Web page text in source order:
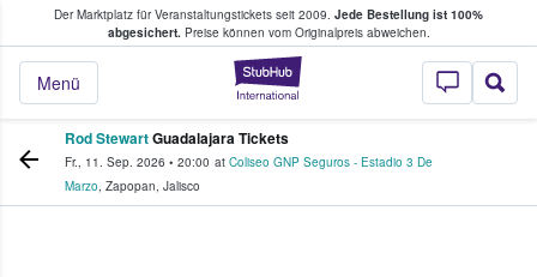
Der Marktplatz für Veranstaltungstickets seit 2009. Jede Bestellung ist 100%
abgesichert.Preise können vom Originalpreis abweichen.
StubHub - Wo
Menü
Tickets kaufen & verkaufen
Rod StewartGuadalajara Tickets
Fr., 11. Sep. 2026 • 20:00 at Coliseo GNP Seguros - Estadio 3 De
Marzo, Zapopan, Jalisco